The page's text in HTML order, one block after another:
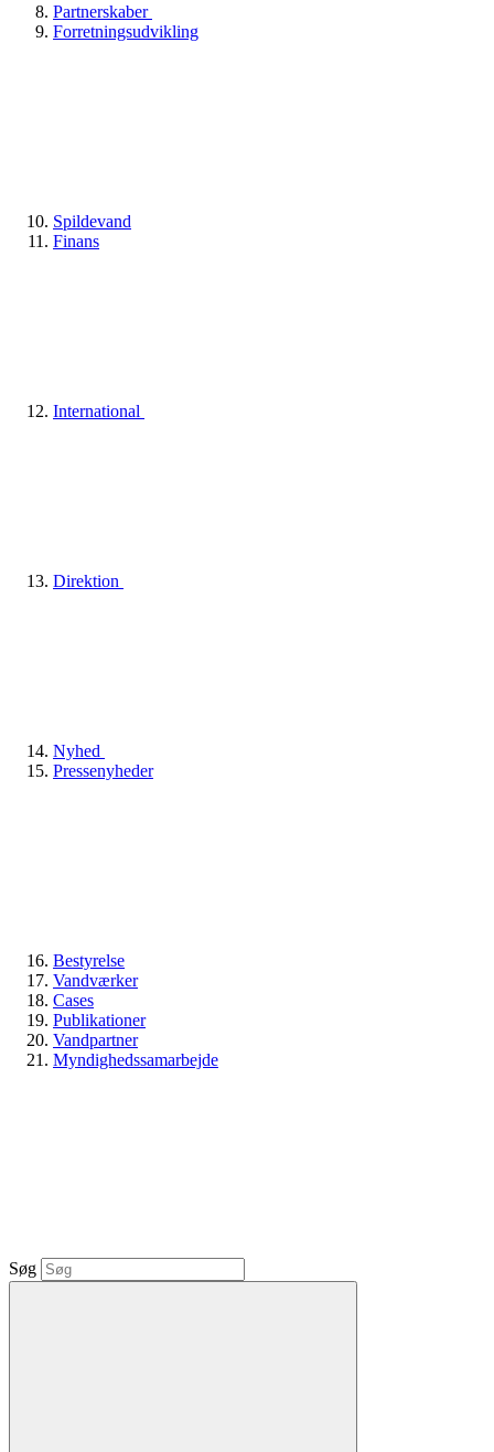
Partnerskaber
Forretningsudvikling
Spildevand
Finans
International
Direktion
Nyhed
Pressenyheder
Bestyrelse
Vandværker
Cases
Publikationer
Vandpartner
Myndighedssamarbejde
Søg